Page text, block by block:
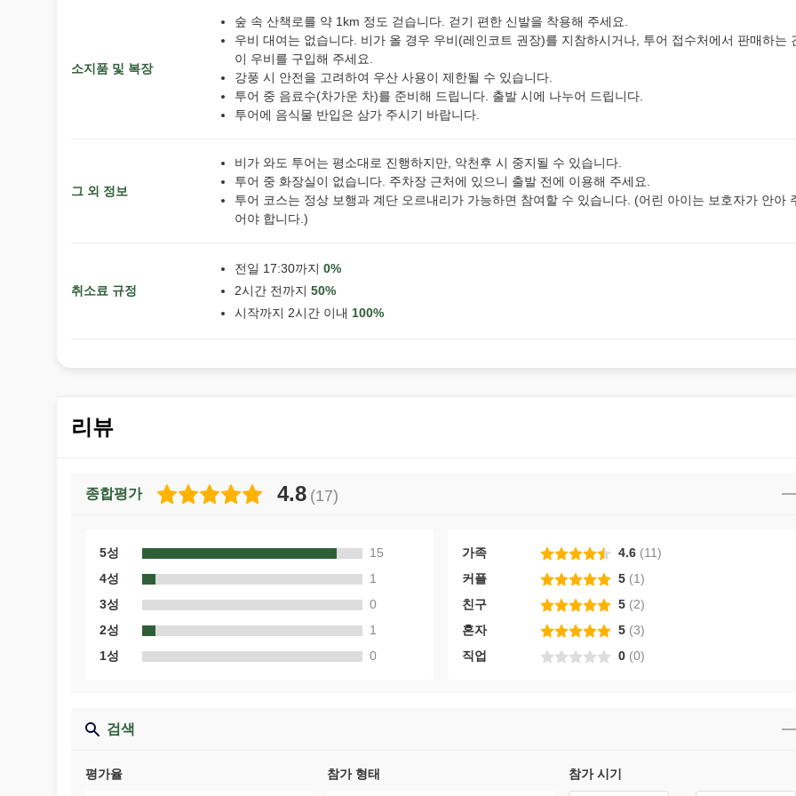
소지품 및 복장
숲 속 산책로를 약 1km 정도 걷습니다. 걷기 편한 신발을 착용해 주세요.
우비 대여는 없습니다. 비가 올 경우 우비(레인코트 권장)를 지참하시거나, 투어 접수처에서 판매하는
이 우비를 구입해 주세요.
강풍 시 안전을 고려하여 우산 사용이 제한될 수 있습니다.
투어 중 음료수(차가운 차)를 준비해 드립니다. 출발 시에 나누어 드립니다.
투어에 음식물 반입은 삼가 주시기 바랍니다.
그 외 정보
비가 와도 투어는 평소대로 진행하지만, 악천후 시 중지될 수 있습니다.
투어 중 화장실이 없습니다. 주차장 근처에 있으니 출발 전에 이용해 주세요.
투어 코스는 정상 보행과 계단 오르내리가 가능하면 참여할 수 있습니다. (어린 아이는 보호자가 안아
어야 합니다.)
취소료 규정
전일 17:30까지 0%
2시간 전까지 50%
시작까지 2시간 이내 100%
리뷰
종합평가 4.8 (17)
5성
15
4성
1
3성
0
2성
1
1성
0
가족 4.6 (11)
커플
5 (1)
친구
5 (2)
혼자
5 (3)
직업
0 (0)
검색
평가율 참가 형태 참가 시기